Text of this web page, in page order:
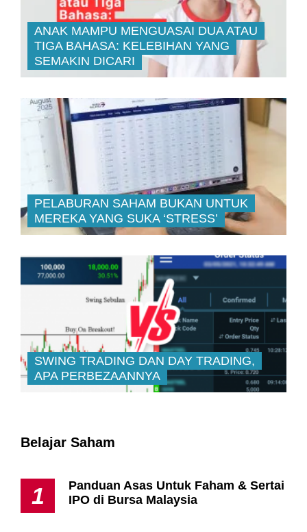
ANAK MAMPU MENGUASAI DUA ATAU
TIGA BAHASA: KELEBIHAN YANG
SEMAKIN DICARI
PELABURAN SAHAM BUKAN UNTUK
MEREKA YANG SUKA ‘STRESS’
SWING TRADING DAN DAY TRADING,
APA PERBEZAANNYA
Belajar Saham
1
Panduan Asas Untuk Faham & Sertai
IPO di Bursa Malaysia